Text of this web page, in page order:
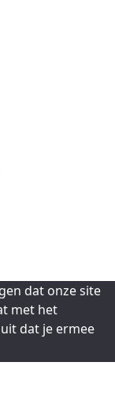
dat onze site
met het
dat je ermee